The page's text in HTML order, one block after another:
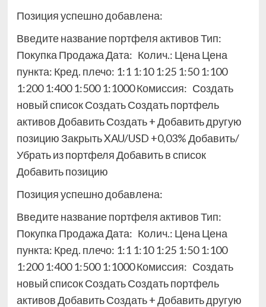
Позиция успешно добавлена:
Введите название портфеля активов Тип:
Покупка Продажа Дата: Колич.: Цена Цена
пункта: Кред. плечо: 1:1 1:10 1:25 1:50 1:100
1:200 1:400 1:500 1:1000 Комиссия: Создать
новый список Создать Создать портфель
активов Добавить Создать + Добавить другую
позицию Закрыть XAU/USD +0,03% Добавить/
Убрать из портфеляДобавить в список
Добавить позицию
Позиция успешно добавлена:
Введите название портфеля активов Тип:
Покупка Продажа Дата: Колич.: Цена Цена
пункта: Кред. плечо: 1:1 1:10 1:25 1:50 1:100
1:200 1:400 1:500 1:1000 Комиссия: Создать
новый список Создать Создать портфель
активов Добавить Создать + Добавить другую